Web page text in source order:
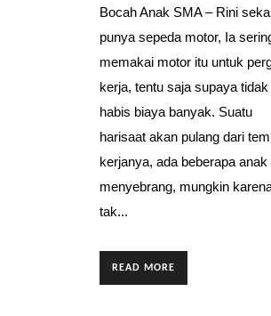
Bocah Anak SMA – Rini
punya sepeda motor, Ia
memakai motor itu untuk
kerja, tentu saja supaya tidak
habis biaya banyak. Suatu
harisaat akan pulang dari
kerjanya, ada beberapa
menyebrang, mungkin
tak...
READ MORE